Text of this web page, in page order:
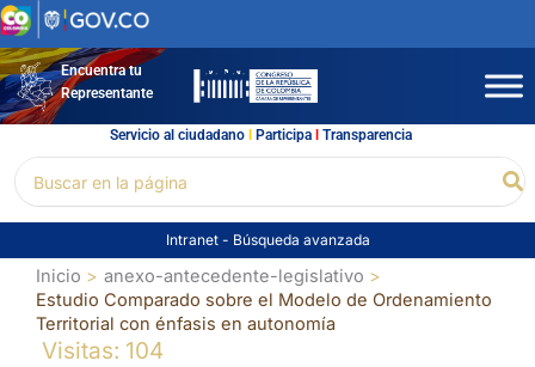
Ir
al
contenidoEncuentra tu
Representante
Servicio al ciudadano l Participal Transparencia
por:
Intranet - Búsqueda avanzada
Inicio
anexo-antecedente-legislativo
Estudio Comparado sobre el Modelo de Ordenamiento
Territorial con énfasis en autonomía
Visitas: 104